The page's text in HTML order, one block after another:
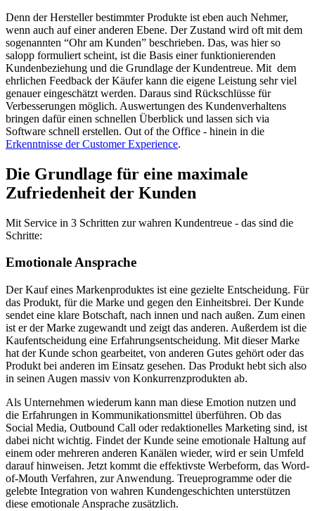
Denn der Hersteller bestimmter Produkte ist eben auch Nehmer,
wenn auch auf einer anderen Ebene. Der Zustand wird oft mit dem
sogenannten “Ohr am Kunden” beschrieben. Das, was hier so
salopp formuliert scheint, ist die Basis einer funktionierenden
Kundenbeziehung und die Grundlage der Kundentreue. Mit dem
ehrlichen Feedback der Käufer kann die eigene Leistung sehr viel
genauer eingeschätzt werden. Daraus sind Rückschlüsse für
Verbesserungen möglich. Auswertungen des Kundenverhaltens
bringen dafür einen schnellen Überblick und lassen sich via
Software schnell erstellen. Out of the Office - hinein in die
Erkenntnisse der Customer Experience.
Die Grundlage für eine maximale
Zufriedenheit der Kunden
Mit Service in 3 Schritten zur wahren Kundentreue - das sind die
Schritte:
Emotionale Ansprache
Der Kauf eines Markenproduktes ist eine gezielte Entscheidung. Für
das Produkt, für die Marke und gegen den Einheitsbrei. Der Kunde
sendet eine klare Botschaft, nach innen und nach außen. Zum einen
ist er der Marke zugewandt und zeigt das anderen. Außerdem ist die
Kaufentscheidung eine Erfahrungsentscheidung. Mit dieser Marke
hat der Kunde schon gearbeitet, von anderen Gutes gehört oder das
Produkt bei anderen im Einsatz gesehen. Das Produkt hebt sich also
in seinen Augen massiv von Konkurrenzprodukten ab.
Als Unternehmen wiederum kann man diese Emotion nutzen und
die Erfahrungen in Kommunikationsmittel überführen. Ob das
Social Media, Outbound Call oder redaktionelles Marketing sind, ist
dabei nicht wichtig. Findet der Kunde seine emotionale Haltung auf
einem oder mehreren anderen Kanälen wieder, wird er sein Umfeld
darauf hinweisen. Jetzt kommt die effektivste Werbeform, das Word-
of-Mouth Verfahren, zur Anwendung. Treueprogramme oder die
gelebte Integration von wahren Kundengeschichten unterstützen
diese emotionale Ansprache zusätzlich.